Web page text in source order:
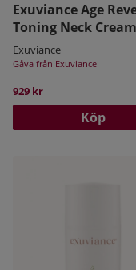
Exuviance Age
Toning Neck Cream
Exuviance
Gåva från Exuviance
929 kr
Köp